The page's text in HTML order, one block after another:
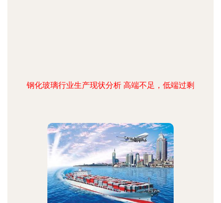
钢化玻璃行业生产现状分析 高端不足，低端过剩